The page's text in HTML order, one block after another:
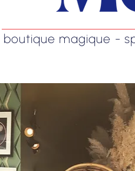
boutique magique -